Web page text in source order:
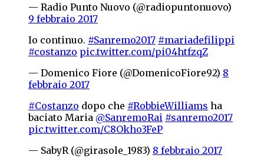
— Radio Punto Nuovo (@radiopuntonuovo)
9 febbraio 2017
Io continuo. #Sanremo2017 #mariadefilippi
#costanzo pic.twitter.com/pi04htfzqZ
— Domenico Fiore (@DomenicoFiore92) 8
febbraio 2017
#Costanzo dopo che #RobbieWilliams ha
baciato Maria @SanremoRai #sanremo2017
pic.twitter.com/C8Okho3FeP
— SabyR (@girasole_1983) 8 febbraio 2017